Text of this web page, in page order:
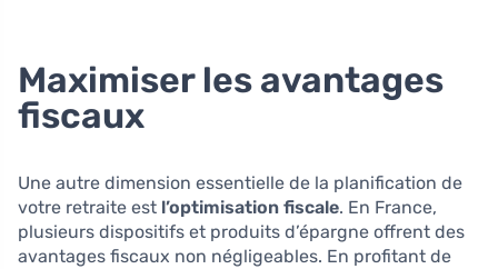
Maximiser les avantages
fiscaux
Une autre dimension essentielle de la planification de
votre retraite est l’optimisation fiscale. En France,
plusieurs dispositifs et produits d’épargne offrent des
avantages fiscaux non négligeables. En profitant de